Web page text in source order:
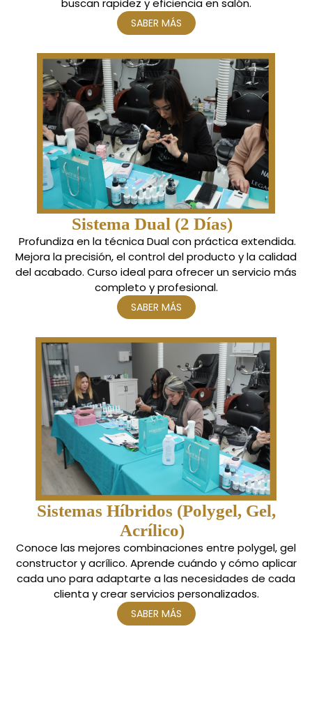
buscan rapidez y eficiencia en salón.
SABER MÁS
Sistema Dual (2 Días)
Profundiza en la técnica Dual con práctica extendida.
Mejora la precisión, el control del producto y la calidad
del acabado. Curso ideal para ofrecer un servicio más
completo y profesional.
SABER MÁS
Sistemas Híbridos (Polygel, Gel,
Acrílico)
Conoce las mejores combinaciones entre polygel, gel
constructor y acrílico. Aprende cuándo y cómo aplicar
cada uno para adaptarte a las necesidades de cada
clienta y crear servicios personalizados.
SABER MÁS